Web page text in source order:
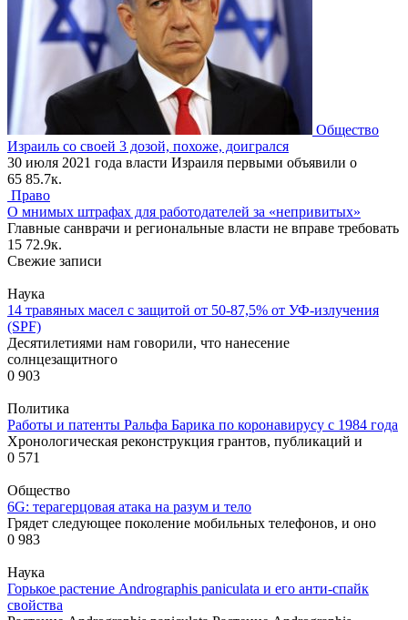
Общество
Израиль со своей 3 дозой, похоже, доигрался
30 июля 2021 года власти Израиля первыми объявили о
65 85.7к.
Право
О мнимых штрафах для работодателей за «непривитых»
Главные санврачи и региональные власти не вправе требовать
15 72.9к.
Свежие записи
Наука
14 травяных масел с защитой от 50-87,5% от УФ-излучения
(SPF)
Десятилетиями нам говорили, что нанесение
солнцезащитного
0 903
Политика
Работы и патенты Ральфа Барика по коронавирусу с 1984 года
Хронологическая реконструкция грантов, публикаций и
0 571
Общество
6G: терагерцовая атака на разум и тело
Грядет следующее поколение мобильных телефонов, и оно
0 983
Наука
Горькое растение Andrographis paniculata и его анти-спайк
свойства